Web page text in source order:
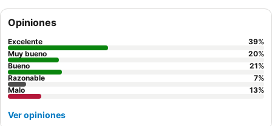
y adolescentes. Los huéspedes elogian constantemente al
personal amable y atento
animación, y las diversas opciones culinarias, que incluyen un
variado bufé y restaurantes a la carta de calidad como
Chopsticks y Tierra. Para una experiencia más tranquila, los
huéspedes deberían considerar solicitar una habitación alejada
de las principales zonas de entretenimiento.
Opiniones
Excelente 39%
Muy bueno
20%
Bueno
21%
Razonable
7%
Malo
13%
Ver opiniones